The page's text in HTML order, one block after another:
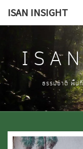
Skip
to
ISAN INSIGHT
ธรรมชาติ พื้น